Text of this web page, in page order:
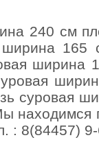
240 см
165
ширина
суровая
: 8(84457)